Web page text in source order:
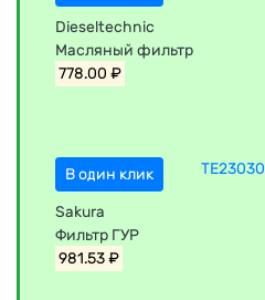
Dieseltechnic
Масляный фильтр
778.00 ₽
В один клик TE23030
Sakura
Фильтр ГУР
981.53 ₽